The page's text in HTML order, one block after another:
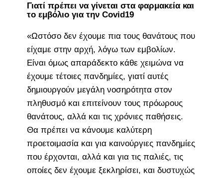
Γιατί πρέπει να γίνεται στα φαρμακεία και
το εμβόλιο για την Covid19
«Ωστόσο δεν έχουμε πια τους θανάτους που
είχαμε στην αρχή, λόγω των εμβολίων.
Είναι όμως απαράδεκτο κάθε χειμώνα να
έχουμε τέτοιες πανδημίες, γιατί αυτές
δημιουργούν μεγάλη νοσηρότητα στον
πληθυσμό και επιτείνουν τους πρόωρους
θανάτους, αλλά και τις χρόνιες παθήσεις.
Θα πρέπει να κάνουμε καλύτερη
προετοιμασία και για καινούργιες πανδημίες
που έρχονται, αλλά και για τις παλιές, τις
οποίες δεν έχουμε ξεκληρίσει, και δυστυχώς